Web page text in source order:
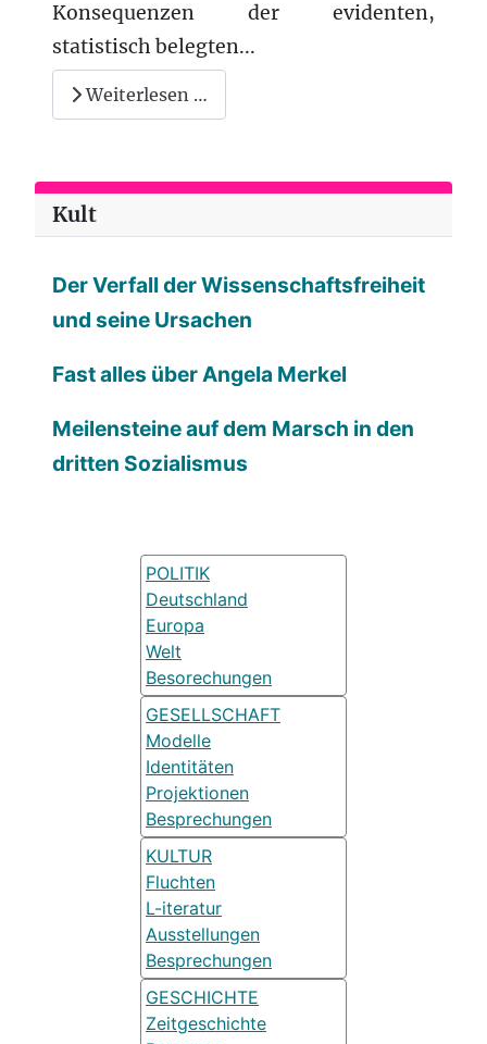
Konsequenzen der evidenten,
statistisch belegten...
Weiterlesen …
Kult
Der Verfall der Wissenschaftsfreiheit
und seine Ursachen
Fast alles über Angela Merkel
Meilensteine auf dem Marsch in den
dritten Sozialismus
POLITIK
Deutschland
Europa
Welt
Besorechungen
GESELLSCHAFT
Modelle
Identitäten
Projektionen
Besprechungen
KULTUR
Fluchten
L-iteratur
Ausstellungen
Besprechungen
GESCHICHTE
Zeitgeschichte